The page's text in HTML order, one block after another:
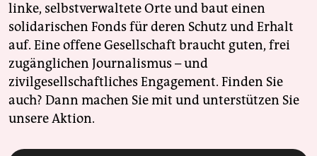
linke, selbstverwaltete Orte und baut einen
solidarischen Fonds für deren Schutz und Erhalt
auf. Eine offene Gesellschaft braucht guten, frei
zugänglichen Journalismus – und
zivilgesellschaftliches Engagement. Finden Sie
auch? Dann machen Sie mit und unterstützen Sie
unsere Aktion.